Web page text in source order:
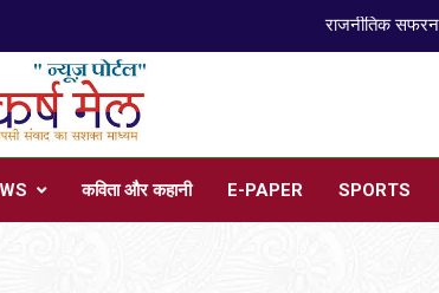
राजनीतिक
कविता और कहानी E-PAPER SPORTS